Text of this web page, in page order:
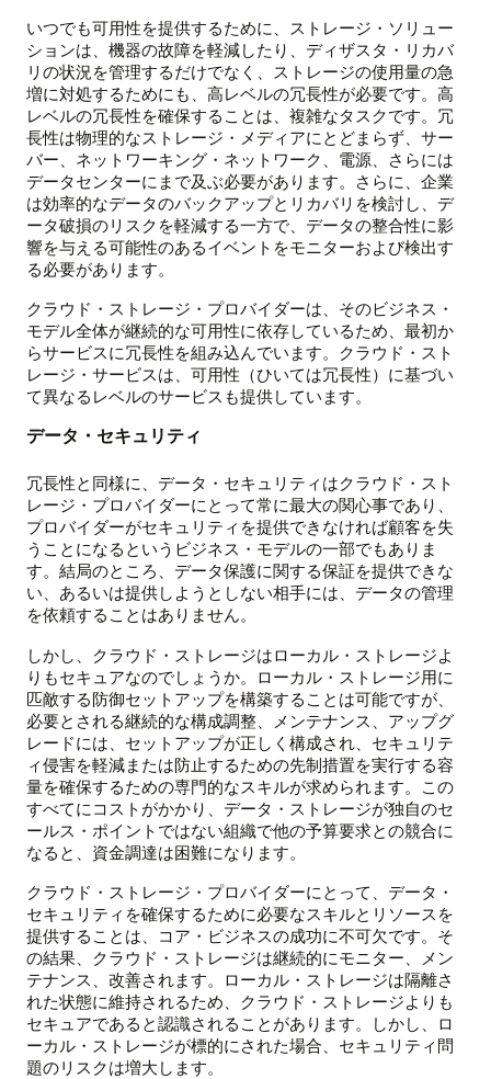
いつでも可用性を提供するために、ストレージ・ソリュー
ションは、機器の故障を軽減したり、ディザスタ・リカバ
リの状況を管理するだけでなく、ストレージの使用量の急
増に対処するためにも、高レベルの冗長性が必要です。高
レベルの冗長性を確保することは、複雑なタスクです。冗
長性は物理的なストレージ・メディアにとどまらず、サー
バー、ネットワーキング・ネットワーク、電源、さらには
データセンターにまで及ぶ必要があります。さらに、企業
は効率的なデータのバックアップとリカバリを検討し、デ
ータ破損のリスクを軽減する一方で、データの整合性に影
響を与える可能性のあるイベントをモニターおよび検出す
る必要があります。
クラウド・ストレージ・プロバイダーは、そのビジネス・
モデル全体が継続的な可用性に依存しているため、最初か
らサービスに冗長性を組み込んでいます。クラウド・スト
レージ・サービスは、可用性（ひいては冗長性）に基づい
て異なるレベルのサービスも提供しています。
データ・セキュリティ
冗長性と同様に、データ・セキュリティはクラウド・スト
レージ・プロバイダーにとって常に最大の関心事であり、
プロバイダーがセキュリティを提供できなければ顧客を失
うことになるというビジネス・モデルの一部でもありま
す。結局のところ、データ保護に関する保証を提供できな
い、あるいは提供しようとしない相手には、データの管理
を依頼することはありません。
しかし、クラウド・ストレージはローカル・ストレージよ
りもセキュアなのでしょうか。ローカル・ストレージ用に
匹敵する防御セットアップを構築することは可能ですが、
必要とされる継続的な構成調整、メンテナンス、アップグ
レードには、セットアップが正しく構成され、セキュリテ
ィ侵害を軽減または防止するための先制措置を実行する容
量を確保するための専門的なスキルが求められます。この
すべてにコストがかかり、データ・ストレージが独自のセ
ールス・ポイントではない組織で他の予算要求との競合に
なると、資金調達は困難になります。
クラウド・ストレージ・プロバイダーにとって、データ・
セキュリティを確保するために必要なスキルとリソースを
提供することは、コア・ビジネスの成功に不可欠です。そ
の結果、クラウド・ストレージは継続的にモニター、メン
テナンス、改善されます。ローカル・ストレージは隔離さ
れた状態に維持されるため、クラウド・ストレージよりも
セキュアであると認識されることがあります。しかし、ロ
ーカル・ストレージが標的にされた場合、セキュリティ問
題のリスクは増大します。